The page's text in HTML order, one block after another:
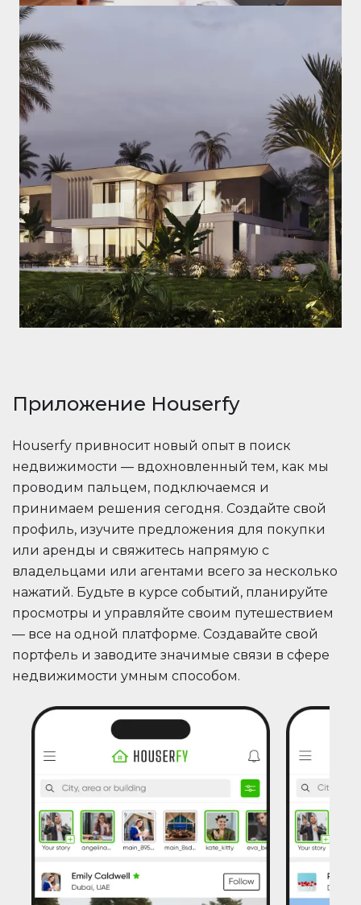
Приложение Houserfy
Houserfy привносит новый опыт в поиск
недвижимости — вдохновленный тем, как мы
проводим пальцем, подключаемся и
принимаем решения сегодня. Создайте свой
профиль, изучите предложения для покупки
или аренды и свяжитесь напрямую с
владельцами или агентами всего за несколько
нажатий. Будьте в курсе событий, планируйте
просмотры и управляйте своим путешествием
— все на одной платформе. Создавайте свой
портфель и заводите значимые связи в сфере
недвижимости умным способом.